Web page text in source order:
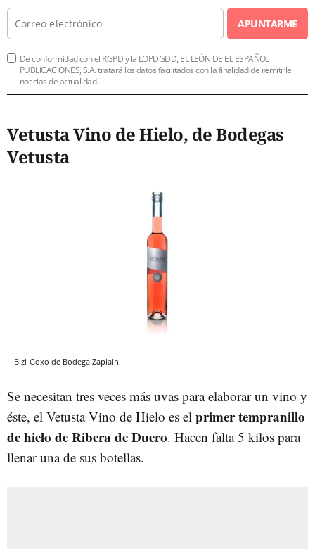
APUNTARME
De conformidad con el RGPD y la LOPDGDD, EL LEÓN DE EL ESPAÑOL
PUBLICACIONES, S.A. tratará los datos facilitados con la finalidad de remitirle
noticias de actualidad.
Vetusta Vino de Hielo, de Bodegas
Vetusta
Bizi-Goxo de Bodega Zapiain.
Se necesitan tres veces más uvas para elaborar un vino y
éste, el Vetusta Vino de Hielo es el primer tempranillo
de hielo de Ribera de Duero. Hacen falta 5 kilos para
llenar una de sus botellas.